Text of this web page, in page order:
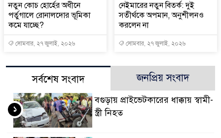
নতুন কোচ হোর্হের অধীনে
পর্তুগালে রোনালদোর ভূমিকা
কমে যাচ্ছে?
সোমবার, ২৭ জুলাই, ২০২৬
নেইমারের নতুন বিতর্ক: দুই
সতীর্থকে অপমান, অনুশীলনও
করলেন না
সোমবার, ২৭ জুলাই, ২০২৬
সর্বশেষ সংবাদ জনপ্রিয় সংবাদ
বগুড়ায় প্রাইভেটকারের ধাক্কায় স্বামী-
স্ত্রী নিহত
১